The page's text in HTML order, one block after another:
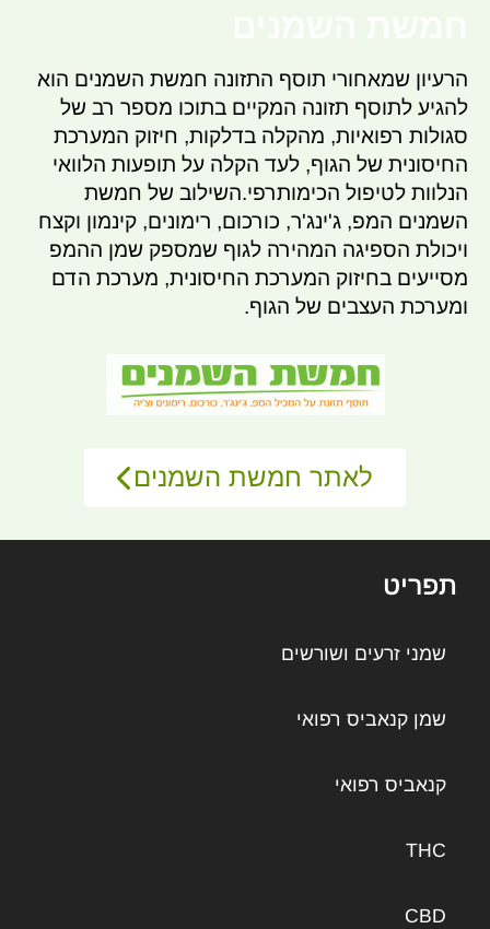
הרעיון שמאחורי תוסף התזונה חמשת השמנים הוא
להגיע לתוסף תזונה המקיים בתוכו מספר רב של
סגולות רפואיות, מהקלה בדלקות, חיזוק המערכת
החיסונית של הגוף, לעד הקלה על תופעות הלוואי
הנלוות לטיפול הכימותרפי.השילוב של חמשת
השמנים המפ, ג'ינג'ר, כורכום, רימונים, קינמון וקצח
ויכולת הספיגה המהירה לגוף שמספק שמן ההמפ
מסייעים בחיזוק המערכת החיסונית, מערכת הדם
ומערכת העצבים של הגוף.
לאתר חמשת השמנים
תפריט
שמני זרעים ושורשים
שמן קנאביס רפואי
קנאביס רפואי
THC
CBD